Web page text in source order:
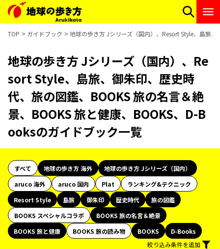
TOP ガイドブック 地球の歩き方 Jシリーズ（国内）、Resort Style、島旅
地球の歩き方 Jシリーズ（国内）、Re
sort Style、島旅、御朱印、歴史時
代、旅の図鑑、BOOKS 旅の名言＆絶
景、BOOKS 旅と健康、BOOKS、D-B
ooksのガイドブック一覧
すべて 地球の歩き方 海外
地球の歩き方 Jシリーズ（国内）
aruco 海外
aruco 国内 Plat
ランキング&テクニック
Resort Style
島旅 御朱印 歴史時代
旅の図鑑
BOOKS スペシャルコラボ
BOOKS 旅の名言＆絶景
BOOKS 旅と健康
BOOKS 旅の読み物 BOOKS
D-Books
絞り込み条件を追加